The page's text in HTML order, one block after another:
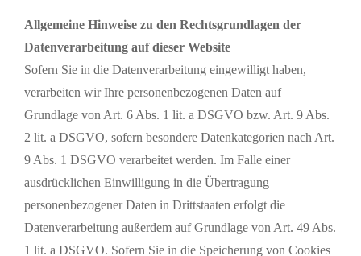
Allgemeine Hinweise zu den Rechtsgrundlagen der
Datenverarbeitung auf dieser Website
Sofern Sie in die Datenverarbeitung eingewilligt haben,
verarbeiten wir Ihre personenbezogenen Daten auf
Grundlage von Art. 6 Abs. 1 lit. a DSGVO bzw. Art. 9 Abs.
2 lit. a DSGVO, sofern besondere Datenkategorien nach Art.
9 Abs. 1 DSGVO verarbeitet werden. Im Falle einer
ausdrücklichen Einwilligung in die Übertragung
personenbezogener Daten in Drittstaaten erfolgt die
Datenverarbeitung außerdem auf Grundlage von Art. 49 Abs.
1 lit. a DSGVO. Sofern Sie in die Speicherung von Cookies